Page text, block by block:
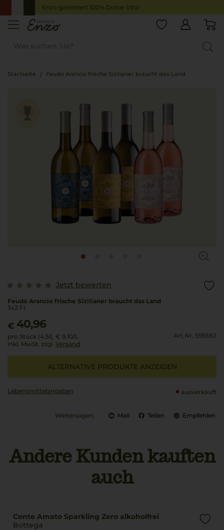
Enzo garantiert 100% Dolce-Vita!
Startseite Feudo Arancio frische Sizilianer braucht das Land
Jetzt bewerten
Feudo Arancio frische Sizilianer braucht das Land
3x2 Fl.
€ 40,96
pro Stück (4.5l), € 9,10/L
inkl. MwSt. zzgl. Versand
Art.Nr. 599382
ALTERNATIVE PRODUKTE ANZEIGEN
Lebensmittel­angaben ausverkauft
Weitersagen: Mail Teilen Empfehlen
Andere Kunden kauften
auch
Conte Amato Sparkling Zero alkoholfrei
Bottega